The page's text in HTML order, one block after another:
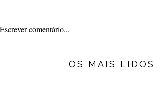
Escrever comentário...
OS MAIS LIDOS